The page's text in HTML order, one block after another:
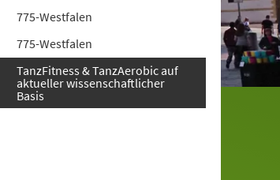
775-Westfalen
775-Westfalen
TanzFitness & TanzAerobic auf
aktueller wissenschaftlicher
Basis